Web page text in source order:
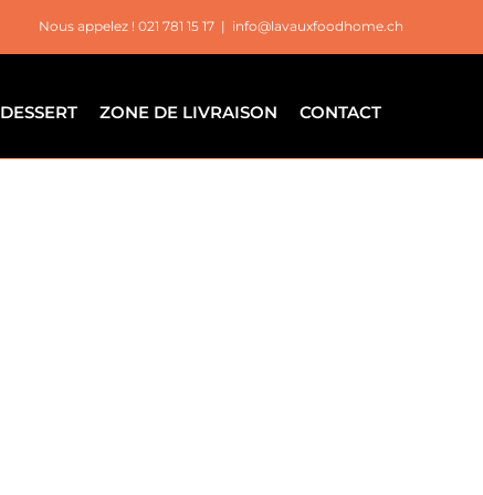
Nous appelez ! 021 781 15 17 | info@lavauxfoodhome.ch
DESSERT ZONE DE LIVRAISON CONTACT